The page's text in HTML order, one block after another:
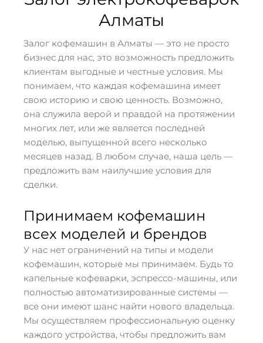
Алматы
Залог кофемашин в Алматы — это не просто
бизнес для нас, это возможность предложить
клиентам выгодные и честные условия. Мы
понимаем, что каждая кофемашина имеет
свою историю и свою ценность. Возможно,
она служила верой и правдой на протяжении
многих лет, или же является последней
моделью, выпущенной всего несколько
месяцев назад. В любом случае, наша цель —
предложить вам наилучшие условия для
сделки.
Принимаем кофемашин
всех моделей и брендов
У нас нет ограничений на типы и модели
кофемашин, которые мы принимаем. Будь то
капельные кофеварки, эспрессо-машины, или
полностью автоматизированные системы —
все они имеют шанс найти нового владельца.
Мы осуществляем профессиональную оценку
каждого устройства, чтобы предложить вам